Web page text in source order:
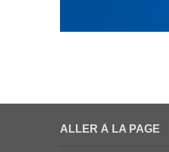
ALLER À LA PAGE